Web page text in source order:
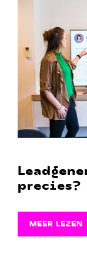
precies?
MEER LEZEN